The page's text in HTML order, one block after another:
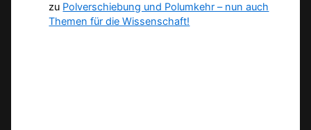
zu Polverschiebung und Polumkehr – nun auch
Themen für die Wissenschaft!